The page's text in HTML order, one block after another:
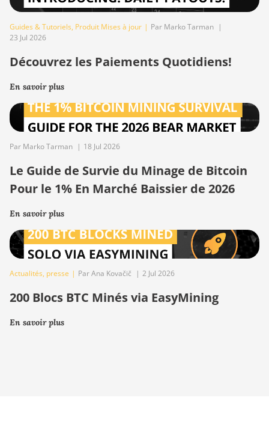
Guides & Tutoriels, Produit Mises à jour | Par Marko Tarman |
23 Jul 2026
Découvrez les Paiements Quotidiens!
En savoir plus
Par Marko Tarman | 18 Jul 2026
Le Guide de Survie du Minage de Bitcoin
Pour le 1% En Marché Baissier de 2026
En savoir plus
Actualités, presse | Par Ana Kovačič | 2 Jul 2026
200 Blocs BTC Minés via EasyMining
En savoir plus